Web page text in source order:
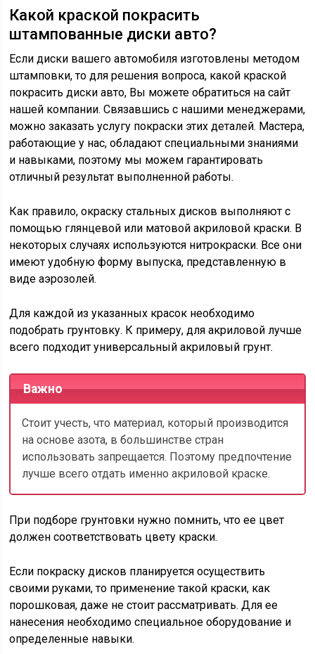
Какой краской покрасить
штампованные диски авто?
Если диски вашего автомобиля изготовлены методом
штамповки, то для решения вопроса, какой краской
покрасить диски авто, Вы можете обратиться на сайт
нашей компании. Связавшись с нашими менеджерами,
можно заказать услугу покраски этих деталей. Мастера,
работающие у нас, обладают специальными знаниями
и навыками, поэтому мы можем гарантировать
отличный результат выполненной работы.
Как правило, окраску стальных дисков выполняют с
помощью глянцевой или матовой акриловой краски. В
некоторых случаях используются нитрокраски. Все они
имеют удобную форму выпуска, представленную в
виде аэрозолей.
Для каждой из указанных красок необходимо
подобрать грунтовку. К примеру, для акриловой лучше
всего подходит универсальный акриловый грунт.
Важно
Стоит учесть, что материал, который производится
на основе азота, в большинстве стран
использовать запрещается. Поэтому предпочтение
лучше всего отдать именно акриловой краске.
При подборе грунтовки нужно помнить, что ее цвет
должен соответствовать цвету краски.
Если покраску дисков планируется осуществить
своими руками, то применение такой краски, как
порошковая, даже не стоит рассматривать. Для ее
нанесения необходимо специальное оборудование и
определенные навыки.